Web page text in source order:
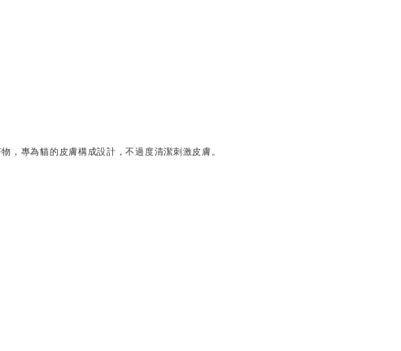
專為貓的皮膚構成設計，不過度清潔刺激皮膚。